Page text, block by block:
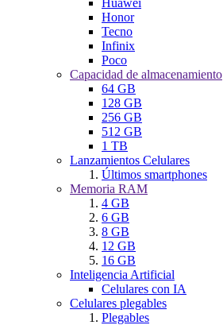
Honor
Tecno
Infinix
Poco
Capacidad de almacenamiento
64 GB
128 GB
256 GB
512 GB
1 TB
Lanzamientos Celulares
Últimos smartphones
Memoria RAM
4 GB
6 GB
8 GB
12 GB
16 GB
Inteligencia Artificial
Celulares con IA
Celulares plegables
Plegables